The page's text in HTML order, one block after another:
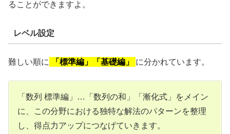
ることができますよ。
レベル設定
難しい順に 「標準編」「基礎編」 に分かれています。
「数列 標準編」…「数列の和」「漸化式」をメイン
に、この分野における独特な解法のパターンを整理
し、得点力アップにつなげていきます。